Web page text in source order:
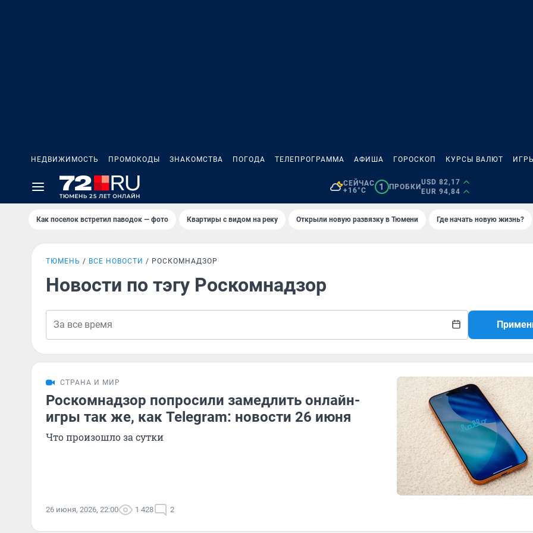
НЕДВИЖИМОСТЬ ПРОМОКОДЫ ЗНАКОМСТВА ПОГОДА ТЕЛЕПРОГРАММА АФИША ГОРОСКОП КУРСЫ ВАЛЮТ
СЕЙЧАС
+16°C
1 ПРОБКИ
USD 82,17
EUR 94,84
Как поселок встретил паводок — фото Квартиры с видом на реку Открыли новую развязку в Тюмени Где начать новую жизнь?
ТЮМЕНЬ ВСЕ НОВОСТИ РОСКОМНАДЗОР
Новости по тэгу Роскомнадзор
СТРАНА И МИР
Роскомнадзор попросили замедлить онлайн-
игры так же, как Telegram: новости 26 июня
Что произошло за сутки
26 июня, 2026, 22:00 1 428 2